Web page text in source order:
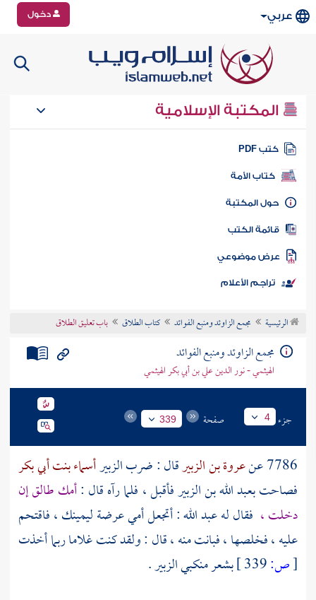
عربي دخول
المكتبة الإسلامية
كتب PDF
كتاب الأمة
المكتبة
الكتب
موضوعي
تراجم الأعلام
الرئيسية مجمع الزاوئد ومنبع الفوائد كتاب الطلاق باب تعليق الطلاق
مجمع الزاوئد ومنبع الفوائد
الهيثمي - نور الدين علي بن أبي بكر الهيثمي
جزء 4 صفحة 339
7786 عن عروة بن الزبيرقال : ضربالزبيرأسماء بنت أبي بكر
فصاحتبعبد الله بن الزبيرفأقبل ، فلما رآه قال :أمك طالق إن
دخلت ، فقال لهعبد الله: أتجعل أمي عرضة ليمينك ، فاقتحم
عليه ، فخلصها ، فبانت منه ، قال : ولقد كنت غلاما ربما أخذت
[ص: بشعر منكبيالزبير.